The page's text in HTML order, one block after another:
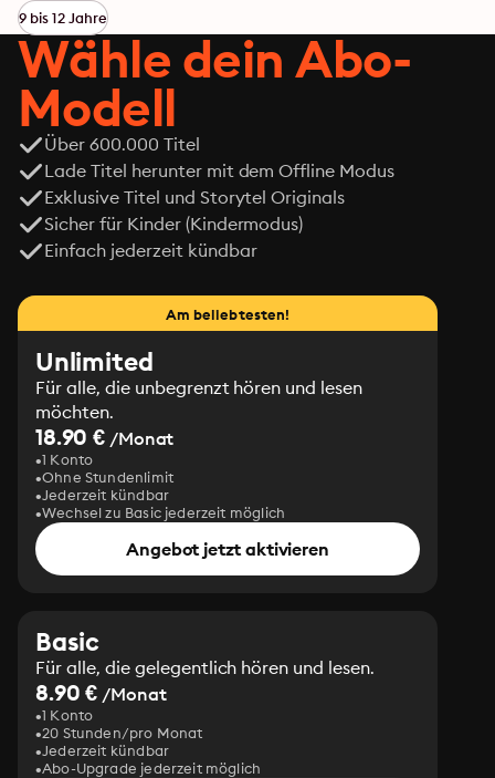
chaotische Patchworkfamilien, interessante Jungs und
erste Partys: Warum küsst Lores Schwarm Alex zuerst
eine andere und taucht von einem Tag auf den
nächsten nicht mehr in der Schule auf? Mit wem soll
Emma ihren ersten BH kaufen gehen? Wie verliebt man
sich? Und was macht man, wenn man sich wieder
entlieben möchte? Und warum joggt Emmas Vater
plötzlich jeden Morgen und riecht so, als habe er eine
Flasche Rasierwasser über sich ausgeleert? Gemeinsam
versuchen die Mädchen, ihr chaotisch-lustiges
Teenagerleben zu sortieren. Dabei ist beiden immer
9 bis 12 Jahre
Wähle dein Abo-
Modell
Über 600.000 Titel
Lade Titel herunter mit dem Offline Modus
Exklusive Titel und Storytel Originals
Sicher für Kinder (Kindermodus)
Einfach jederzeit kündbar
Am beliebtesten!
Unlimited
Für alle, die unbegrenzt hören und lesen
möchten.
18.90 € /Monat
1 Konto
Ohne Stundenlimit
Jederzeit kündbar
Wechsel zu Basic jederzeit möglich
Angebot jetzt aktivieren
Basic
Für alle, die gelegentlich hören und lesen.
8.90 € /Monat
1 Konto
20 Stunden/pro Monat
Jederzeit kündbar
Abo-Upgrade jederzeit möglich